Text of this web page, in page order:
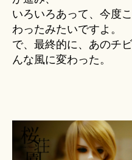
いろいろあって、今度
わったみたいですよ。
で、最終的に、あのチ
んな風に変わった。